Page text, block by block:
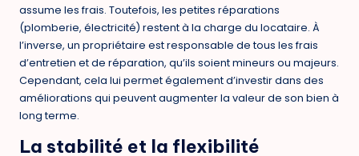
assume les frais. Toutefois, les petites réparations
(plomberie, électricité) restent à la charge du locataire. À
l’inverse, un propriétaire est responsable de tous les frais
d’entretien et de réparation, qu’ils soient mineurs ou majeurs.
Cependant, cela lui permet également d’investir dans des
améliorations qui peuvent augmenter la valeur de son bien à
long terme.
La stabilité et la flexibilité